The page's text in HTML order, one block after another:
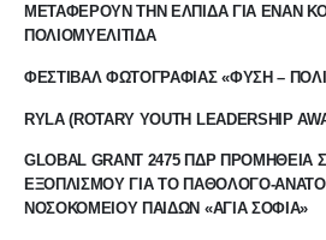
ΜΕΤΑΦΕΡΟΥΝ ΤΗΝ ΕΛΠΙΔΑ ΓΙΑ ΕΝΑΝ
ΠΟΛΙΟΜΥΕΛΙΤΙΔΑ
ΦΕΣΤΙΒΑΛ ΦΩΤΟΓΡΑΦΙΑΣ «ΦΥΣΗ –
RYLA (ROTARY YOUTH LEADERSHIP
GLOBAL GRANT 2475 ΠΔΡ ΠΡΟΜΗΘΕΙΑ
ΕΞΟΠΛΙΣΜΟΥ ΓΙΑ ΤΟ ΠΑΘΟΛΟΓΟ-
ΝΟΣΟΚΟΜΕΙΟΥ ΠΑΙΔΩΝ «ΑΓΙΑ ΣΟΦΙΑ»